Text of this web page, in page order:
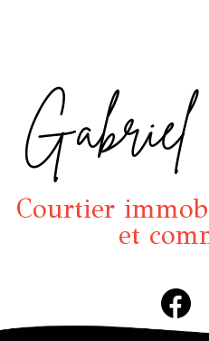
Gabriel
Courtier
et